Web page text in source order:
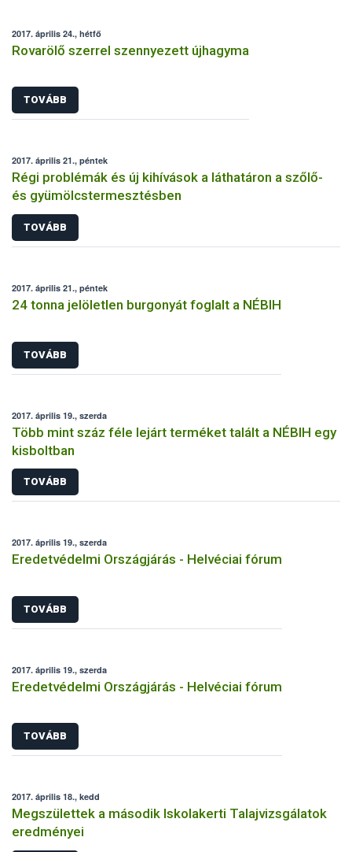
2017. április 24., hétfő
Rovarölő szerrel szennyezett újhagyma
TOVÁBB
2017. április 21., péntek
Régi problémák és új kihívások a láthatáron a szőlő-
és gyümölcstermesztésben
TOVÁBB
2017. április 21., péntek
24 tonna jelöletlen burgonyát foglalt a NÉBIH
TOVÁBB
2017. április 19., szerda
Több mint száz féle lejárt terméket talált a NÉBIH egy
kisboltban
TOVÁBB
2017. április 19., szerda
Eredetvédelmi Országjárás - Helvéciai fórum
TOVÁBB
2017. április 19., szerda
Eredetvédelmi Országjárás - Helvéciai fórum
TOVÁBB
2017. április 18., kedd
Megszülettek a második Iskolakerti Talajvizsgálatok
eredményei